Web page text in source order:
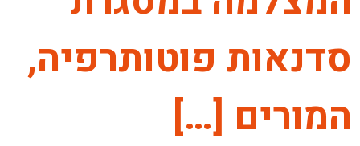
סדנאות פוטותרפיה,
המורים […]